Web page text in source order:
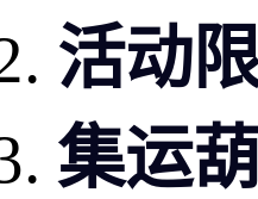
活动
集运